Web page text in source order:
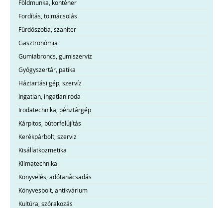
Földmunka, konténer
Fordítás, tolmácsolás
Fürdőszoba, szaniter
Gasztronómia
Gumiabroncs, gumiszerviz
Gyógyszertár, patika
Háztartási gép, szervíz
Ingatlan, ingatlaniroda
Irodatechnika, pénztárgép
Kárpitos, bútorfelújítás
Kerékpárbolt, szerviz
Kisállatkozmetika
Klímatechnika
Könyvelés, adótanácsadás
Könyvesbolt, antikvárium
Kultúra, szórakozás